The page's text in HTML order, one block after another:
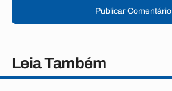
Publicar Comentário
Leia Também